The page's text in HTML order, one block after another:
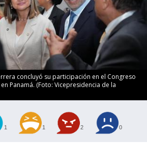
concluyó su participación en el Congreso
Panamá. (Foto: Vicepresidencia de la
1 1 2 0